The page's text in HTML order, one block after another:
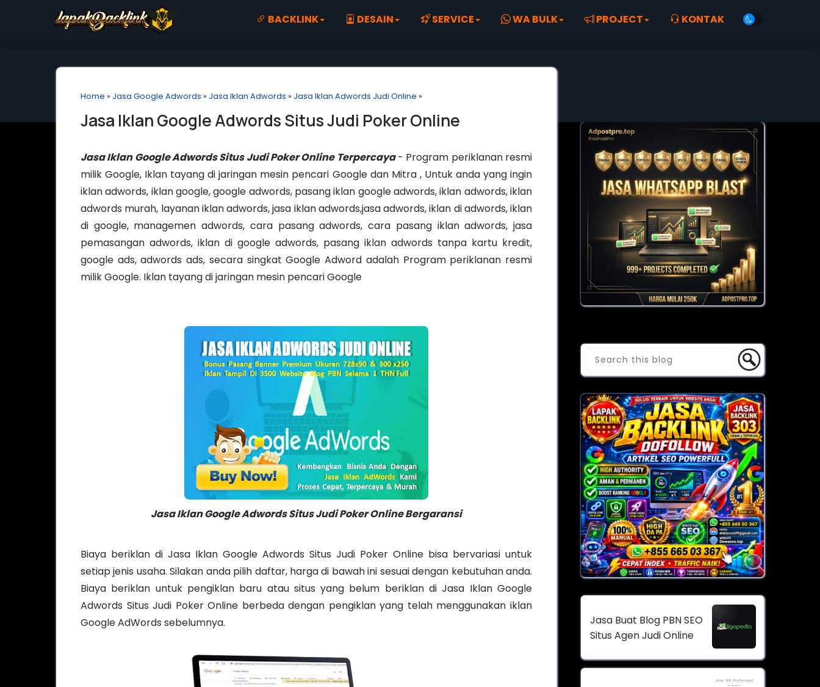
BACKLINK DESAIN SERVICE WA BULK PROJECT KONTAK
Home » Jasa Google Adwords » Jasa Iklan Adwords » Jasa Iklan Adwords Judi Online »
Jasa Iklan Google Adwords Situs Judi Poker Online
Jasa Iklan Google Adwords Situs Judi Poker Online Terpercaya- Program periklanan resmi
milik Google, Iklan tayang di jaringan mesin pencari Google dan Mitra , Untuk anda yang ingin
iklan adwords, iklan google, google adwords, pasang iklan google adwords, iklan adwords, iklan
adwords murah, layanan iklan adwords, jasa iklan adwords,jasa adwords, iklan di adwords, iklan
di google, managemen adwords, cara pasang adwords, cara pasang iklan adwords, jasa
pemasangan adwords, iklan di google adwords, pasang iklan adwords tanpa kartu kredit,
google ads, adwords ads, secara singkat Google Adword adalah Program periklanan resmi
milik Google. Iklan tayang di jaringan mesin pencari Google
Jasa Iklan Google Adwords Situs Judi Poker Online Bergaransi
Biaya beriklan di Jasa Iklan Google Adwords Situs Judi Poker Online bisa bervariasi untuk
setiap jenis usaha. Silakan anda pilih daftar, harga di bawah ini sesuai dengan kebutuhan anda.
Biaya beriklan untuk pengiklan baru atau situs yang belum beriklan di Jasa Iklan Google
Adwords Situs Judi Poker Online berbeda dengan pengiklan yang telah menggunakan iklan
Google AdWords sebelumnya.
Jasa Buat Blog PBN SEO
Situs Agen Judi Online